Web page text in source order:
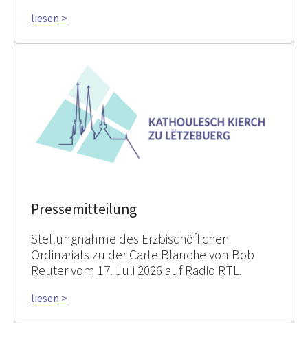
liesen >
Pressemitteilung
Stellungnahme des Erzbischöflichen
Ordinariats zu der Carte Blanche von Bob
Reuter vom 17. Juli 2026 auf Radio RTL.
liesen >